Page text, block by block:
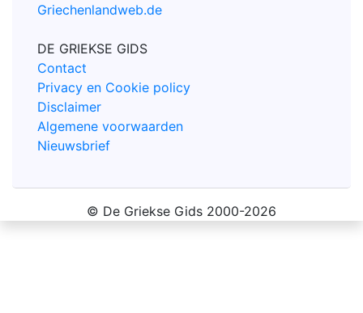
Griechenlandweb.de
DE GRIEKSE GIDS
Contact
Privacy en Cookie policy
Disclaimer
Algemene voorwaarden
Nieuwsbrief
© De Griekse Gids 2000-2026